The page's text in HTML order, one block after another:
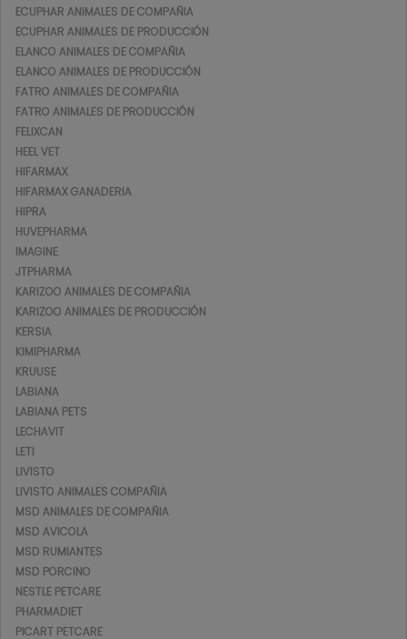
ECUPHAR ANIMALES DE COMPAÑIA
ECUPHAR ANIMALES DE PRODUCCIÓN
ELANCO ANIMALES DE COMPAÑIA
ELANCO ANIMALES DE PRODUCCIÓN
FATRO ANIMALES DE COMPAÑIA
FATRO ANIMALES DE PRODUCCIÓN
FELIXCAN
HEEL VET
HIFARMAX
HIFARMAX GANADERIA
HIPRA
HUVEPHARMA
IMAGINE
JTPHARMA
KARIZOO ANIMALES DE COMPAÑIA
KARIZOO ANIMALES DE PRODUCCIÓN
KERSIA
KIMIPHARMA
KRUUSE
LABIANA
LABIANA PETS
LECHAVIT
LETI
LIVISTO
LIVISTO ANIMALES COMPAÑIA
MSD ANIMALES DE COMPAÑIA
MSD AVICOLA
MSD RUMIANTES
MSD PORCINO
NESTLE PETCARE
PHARMADIET
PICART PETCARE